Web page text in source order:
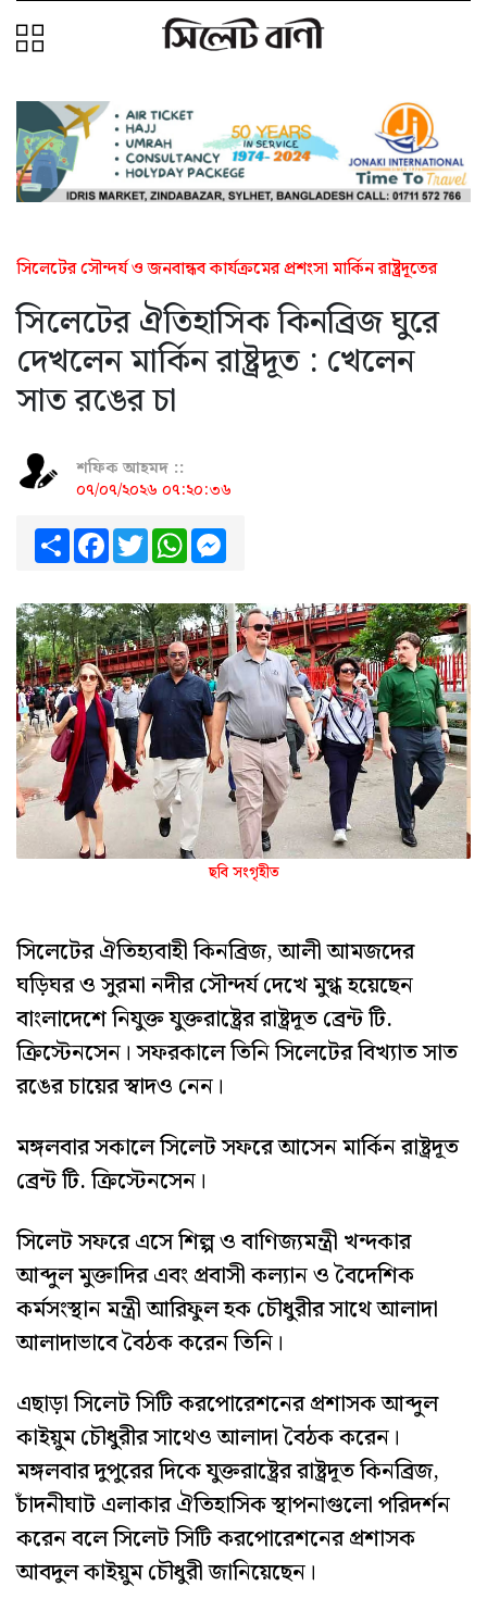
সিলেটের সৌন্দর্য ও জনবান্ধব কার্যক্রমের প্রশংসা মার্কিন রাষ্ট্রদূতের
সিলেটের ঐতিহাসিক কিনব্রিজ ঘুরে
দেখলেন মার্কিন রাষ্ট্রদূত : খেলেন
সাত রঙের চা
শফিক আহমদ ::
০৭/০৭/২০২৬ ০৭:২০:৩৬
ShareFacebook
TwitterWhatsApp
ছবি সংগৃহীত
সিলেটের ঐতিহ্যবাহী কিনব্রিজ, আলী আমজদের
ঘড়িঘর ও সুরমা নদীর সৌন্দর্য দেখে মুগ্ধ হয়েছেন
বাংলাদেশে নিযুক্ত যুক্তরাষ্ট্রের রাষ্ট্রদূত ব্রেন্ট টি.
ক্রিস্টেনসেন। সফরকালে তিনি সিলেটের বিখ্যাত সাত
রঙের চায়ের স্বাদও নেন।
মঙ্গলবার সকালে সিলেট সফরে আসেন মার্কিন রাষ্ট্রদূত
ব্রেন্ট টি. ক্রিস্টেনসেন।
সিলেট সফরে এসে শিল্প ও বাণিজ্যমন্ত্রী খন্দকার
আব্দুল মুক্তাদির এবং প্রবাসী কল্যান ও বৈদেশিক
কর্মসংস্থান মন্ত্রী আরিফুল হক চৌধুরীর সাথে আলাদা
আলাদাভাবে বৈঠক করেন তিনি।
এছাড়া সিলেট সিটি করপোরেশনের প্রশাসক আব্দুল
কাইয়ুম চৌধুরীর সাথেও আলাদা বৈঠক করেন।
মঙ্গলবার দুপুরের দিকে যুক্তরাষ্ট্রের রাষ্ট্র‌দূত কিনব্রিজ,
চাঁদনীঘাট এলাকার ঐতিহাসিক স্থাপনাগুলো পরিদর্শন
করেন বলে সিলেট সিটি করপোরেশনের প্রশাসক
আবদুল কাইয়ুম চৌধুরী জানিয়েছেন।